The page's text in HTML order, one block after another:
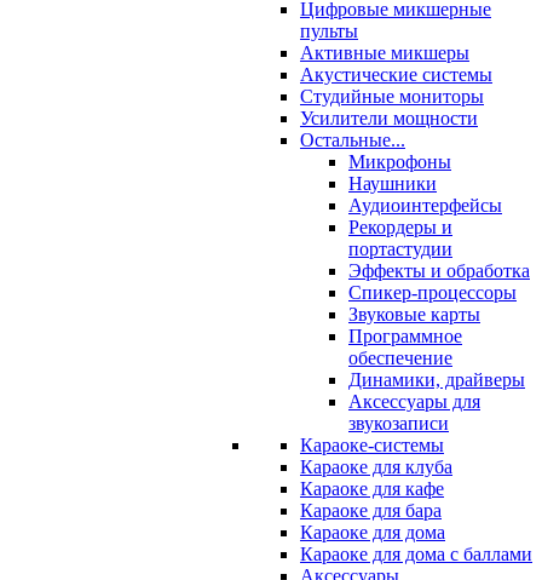
Цифровые микшерные
пульты
Активные микшеры
Акустические системы
Студийные мониторы
Усилители мощности
Остальные...
Микрофоны
Наушники
Аудиоинтерфейсы
Рекордеры и
портастудии
Эффекты и обработка
Спикер-процессоры
Звуковые карты
Программное
обеспечение
Динамики, драйверы
Аксессуары для
звукозаписи
Караоке-системы
Караоке для клуба
Караоке для кафе
Караоке для бара
Караоке для дома
Караоке для дома с баллами
Аксессуары